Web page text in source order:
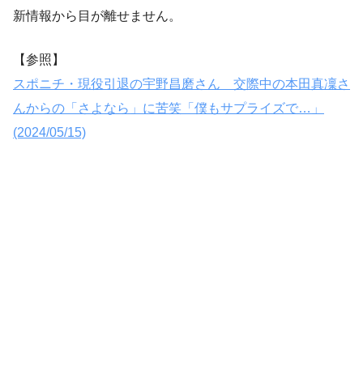
新情報から目が離せません。
【参照】
スポニチ・現役引退の宇野昌磨さん 交際中の本田真凜さ
んからの「さよなら」に苦笑「僕もサプライズで…」
(2024/05/15)